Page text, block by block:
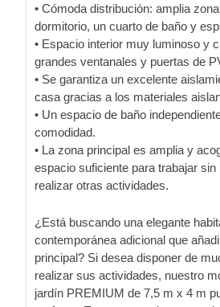
• Cómoda distribución: amplia
dormitorio, un cuarto de baño y
• Espacio interior muy luminoso y
grandes ventanales y puertas de
• Se garantiza un excelente
casa gracias a los materiales
• Un espacio de baño
comodidad.
• La zona principal es amplia y
espacio suficiente para trabajar
realizar otras actividades.
¿Está buscando una elegante
contemporánea adicional que
principal? Si desea disponer de
realizar sus actividades, nuestro
jardín PREMIUM de 7,5 m x 4 m